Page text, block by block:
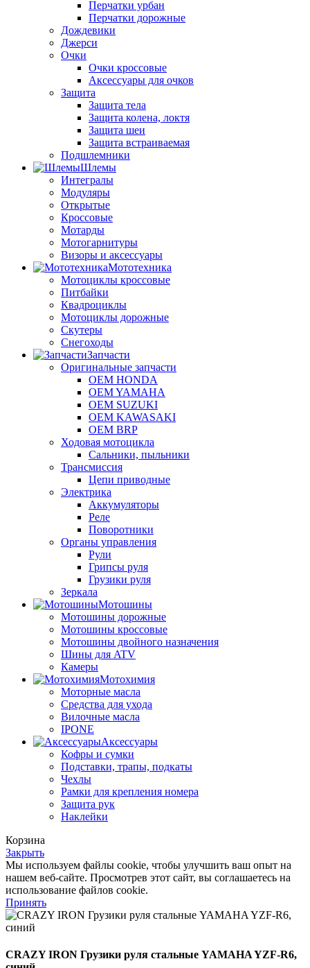
Перчатки урбан
Перчатки дорожные
Дождевики
Джерси
Очки
Очки кроссовые
Аксессуары для очков
Защита
Защита тела
Защита колена, локтя
Защита шеи
Защита встраиваемая
Подшлемники
Шлемы
Интегралы
Модуляры
Открытые
Кроссовые
Мотарды
Мотогарнитуры
Визоры и аксессуары
Мототехника
Мотоциклы кроссовые
Питбайки
Квадроциклы
Мотоциклы дорожные
Скутеры
Снегоходы
Запчасти
Оригинальные запчасти
OEM HONDA
OEM YAMAHA
OEM SUZUKI
OEM KAWASAKI
OEM BRP
Ходовая мотоцикла
Сальники, пыльники
Трансмиссия
Цепи приводные
Электрика
Аккумуляторы
Реле
Поворотники
Органы управления
Рули
Грипсы руля
Грузики руля
Зеркала
Мотошины
Мотошины дорожные
Мотошины кроссовые
Мотошины двойного назначения
Шины для ATV
Камеры
Мотохимия
Моторные масла
Средства для ухода
Вилочные масла
IPONE
Аксессуары
Кофры и сумки
Подставки, трапы, подкаты
Чехлы
Рамки для крепления номера
Защита рук
Наклейки
Корзина
Закрыть
Мы используем файлы cookie, чтобы улучшить ваш опыт на
нашем веб-сайте. Просмотрев этот сайт, вы соглашаетесь на
использование файлов cookie.
Принять
CRAZY IRON Грузики руля стальные YAMAHA YZF-R6,